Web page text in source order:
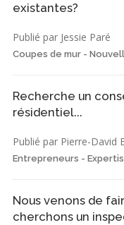
existantes?
Publié par Jessie Paré
Coupes de mur -
Recherche un
résidentiel...
Publié par Pierre-David
Entrepreneurs -
Nous venons de
cherchons un